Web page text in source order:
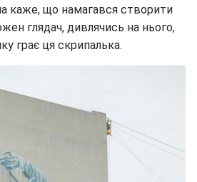
каже, що намагався створити
глядач, дивлячись на нього,
грає ця скрипалька.